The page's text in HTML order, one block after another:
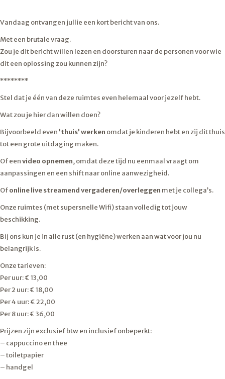
Vandaag ontvangen jullie een kort bericht van ons.
Met een brutale vraag.
Zou je dit bericht willen lezen en doorsturen naar de personen voor wie
dit een oplossing zou kunnen zijn?
********
Stel dat je één van deze ruimtes even helemaal voor jezelf hebt.
Wat zou je hier dan willen doen?
Bijvoorbeeld even’thuis’ werken omdat je kinderen hebt en zij dit thuis
tot een grote uitdaging maken.
Of eenvideo opnemen, omdat deze tijd nu eenmaal vraagt om
aanpassingen en een shift naar online aanwezigheid.
Ofonline live streamend vergaderen/overleggen met je collega’s.
Onze ruimtes (met supersnelle Wifi) staan volledig tot jouw
beschikking.
Bij ons kun je in alle rust (en hygiëne) werken aan wat voor jou nu
belangrijk is.
Onze tarieven:
Per uur: € 13,00
Per 2 uur: € 18,00
Per 4 uur: € 22,00
Per 8 uur: € 36,00
Prijzen zijn exclusief btw en inclusief onbeperkt:
– cappuccino en thee
– toiletpapier
– handgel